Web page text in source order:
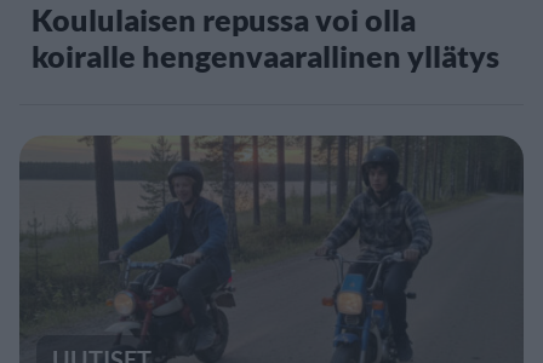
Koululaisen repussa voi olla
koiralle hengenvaarallinen yllätys